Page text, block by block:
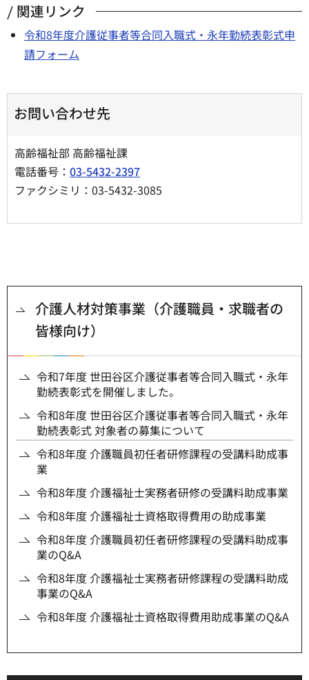
関連リンク
令和8年度介護従事者等合同入職式・永年勤続表彰式申
請フォーム
お問い合わせ先
高齢福祉部 高齢福祉課
電話番号： 03-5432-2397
ファクシミリ：03-5432-3085
介護人材対策事業（介護職員・求職者の
皆様向け）
令和7年度 世田谷区介護従事者等合同入職式・永年
勤続表彰式を開催しました。
令和8年度 世田谷区介護従事者等合同入職式・永年
勤続表彰式 対象者の募集について
令和8年度 介護職員初任者研修課程の受講料助成事
業
令和8年度 介護福祉士実務者研修の受講料助成事業
令和8年度 介護福祉士資格取得費用の助成事業
令和8年度 介護職員初任者研修課程の受講料助成事
業のQ&A
令和8年度 介護福祉士実務者研修課程の受講料助成
事業のQ&A
令和8年度 介護福祉士資格取得費用助成事業のQ&A